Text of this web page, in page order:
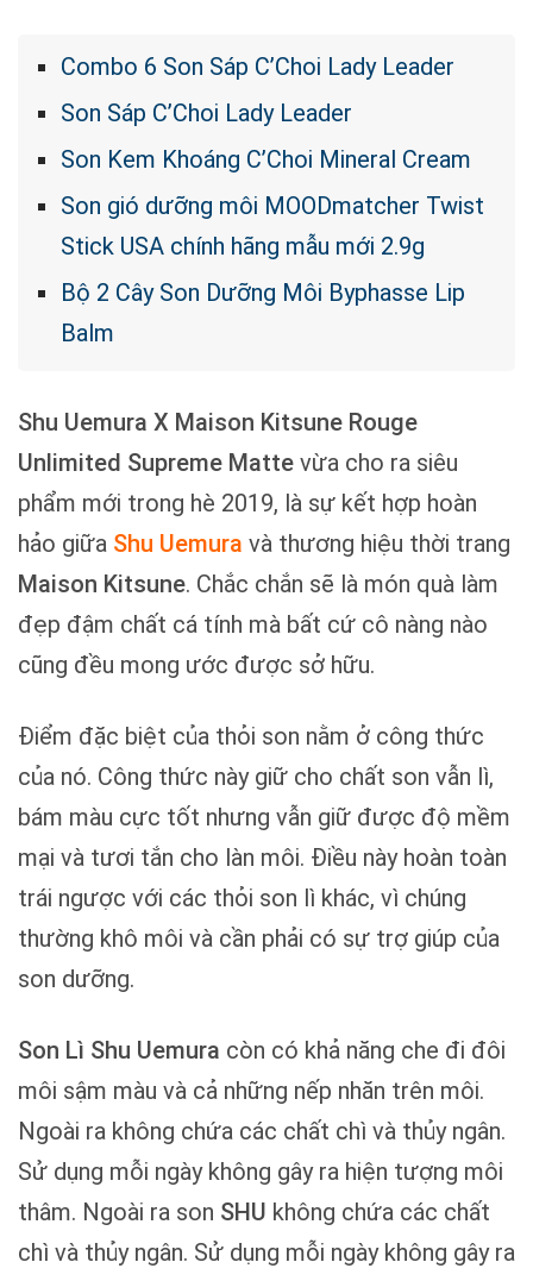
Combo 6 Son Sáp C’Choi Lady Leader
Son Sáp C’Choi Lady Leader
Son Kem Khoáng C’Choi Mineral Cream
Son gió dưỡng môi MOODmatcher Twist
Stick USA chính hãng mẫu mới 2.9g
Bộ 2 Cây Son Dưỡng Môi Byphasse Lip
Balm
Shu Uemura X Maison Kitsune Rouge
Unlimited Supreme Matte vừa cho ra siêu
phẩm mới trong hè 2019, là sự kết hợp hoàn
hảo giữa Shu Uemura và thương hiệu thời trang
Maison Kitsune. Chắc chắn sẽ là món quà làm
đẹp đậm chất cá tính mà bất cứ cô nàng nào
cũng đều mong ước được sở hữu.
Điểm đặc biệt của thỏi son nằm ở công thức
của nó. Công thức này giữ cho chất son vẫn lì,
bám màu cực tốt nhưng vẫn giữ được độ mềm
mại và tươi tắn cho làn môi. Điều này hoàn toàn
trái ngược với các thỏi son lì khác, vì chúng
thường khô môi và cần phải có sự trợ giúp của
son dưỡng.
Son Lì Shu Uemura còn có khả năng che đi đôi
môi sậm màu và cả những nếp nhăn trên môi.
Ngoài ra không chứa các chất chì và thủy ngân.
Sử dụng mỗi ngày không gây ra hiện tượng môi
thâm. Ngoài ra son SHU không chứa các chất
chì và thủy ngân. Sử dụng mỗi ngày không gây ra